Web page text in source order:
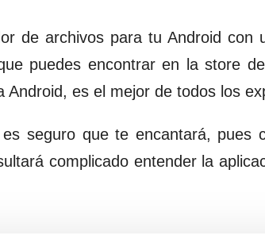
de archivos para tu Android
puedes encontrar en la store
Android, es el mejor de todos los
seguro que te encantará, pues
complicado entender la